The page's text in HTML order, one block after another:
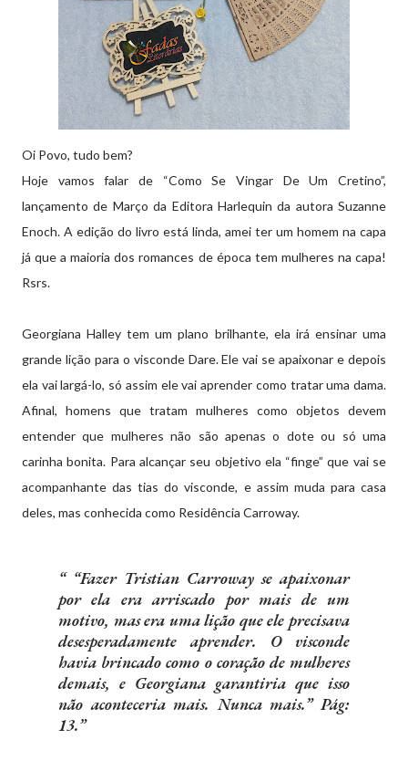
Oi Povo, tudo bem?
Hoje vamos falar de “Como Se Vingar De Um Cretino”,
lançamento de Março da Editora Harlequin da autora Suzanne
Enoch. A edição do livro está linda, amei ter um homem na capa
já que a maioria dos romances de época tem mulheres na capa!
Rsrs.
Georgiana Halley tem um plano brilhante, ela irá ensinar uma
grande lição para o visconde Dare. Ele vai se apaixonar e depois
ela vai largá-lo, só assim ele vai aprender como tratar uma dama.
Afinal, homens que tratam mulheres como objetos devem
entender que mulheres não são apenas o dote ou só uma
carinha bonita. Para alcançar seu objetivo ela “finge” que vai se
acompanhante das tias do visconde, e assim muda para casa
deles, mas conhecida como Residência Carroway.
“Fazer Tristian Carroway se apaixonar
por ela era arriscado por mais de um
motivo, mas era uma lição que ele precisava
desesperadamente aprender. O visconde
havia brincado como o coração de mulheres
demais, e Georgiana garantiria que isso
não aconteceria mais. Nunca mais.” Pág:
13.